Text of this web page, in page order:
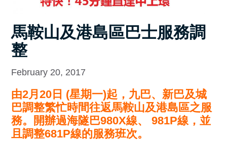
馬鞍山及港島區巴士服務調
整
February 20, 2017
由2月20日 (星期一)起，九巴、新巴及城
巴調整繁忙時間往返馬鞍山及港島區之服
務。開辦過海隧巴980X線、 981P線，並
且調整681P線的服務班次。